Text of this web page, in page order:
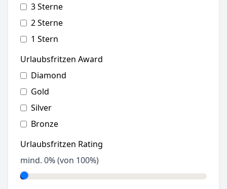
3 Sterne
2 Sterne
1 Stern
Urlaubsfritzen Award
Diamond
Gold
Silver
Bronze
Urlaubsfritzen Rating
mind. 0% (von 100%)